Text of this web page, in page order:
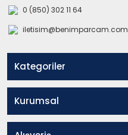
0 (850) 302 11 64
iletisim@benimparcam.com
Kategoriler
Kurumsal